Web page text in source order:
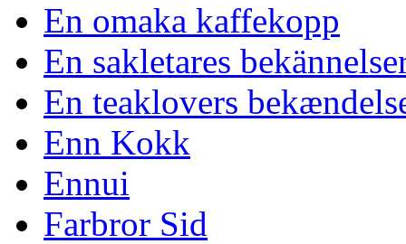
En omaka kaffekopp
En sakletares
En teaklovers
Enn Kokk
Ennui
Farbror Sid